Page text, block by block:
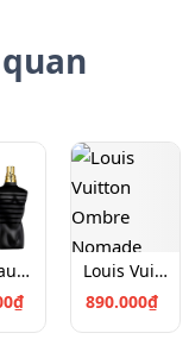
Jean Paul Gaultier Le Male Le Parfum Chiết 10ml
Louis Vuitton Ombre Nomade Chiết 10ml
890.000₫